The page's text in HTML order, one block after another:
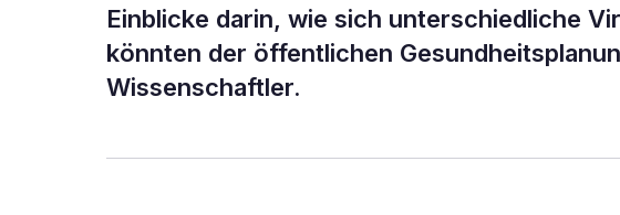
Einblicke darin, wie sich unterschiedliche
könnten der öffentlichen
Wissenschaftler.